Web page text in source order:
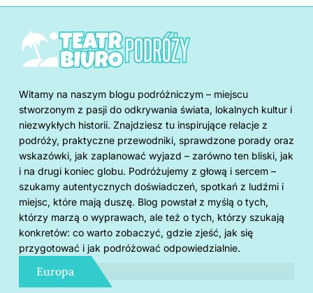
Witamy na naszym blogu podróżniczym – miejscu
stworzonym z pasji do odkrywania świata, lokalnych kultur i
niezwykłych historii. Znajdziesz tu inspirujące relacje z
podróży, praktyczne przewodniki, sprawdzone porady oraz
wskazówki, jak zaplanować wyjazd – zarówno ten bliski, jak
i na drugi koniec globu. Podróżujemy z głową i sercem –
szukamy autentycznych doświadczeń, spotkań z ludźmi i
miejsc, które mają duszę. Blog powstał z myślą o tych,
którzy marzą o wyprawach, ale też o tych, którzy szukają
konkretów: co warto zobaczyć, gdzie zjeść, jak się
przygotować i jak podróżować odpowiedzialnie.
Europa